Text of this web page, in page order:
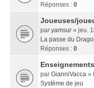
Réponses : 0
Joueuses/
par yamsur » jeu.
La passe du
Réponses : 0
par GianniVacca »
Système de jeu